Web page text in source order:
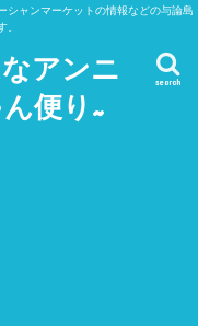
シャンマーケットの情報などの与論島
。
アンニ
便り~
search